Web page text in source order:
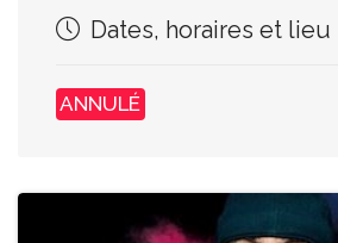
Dates, horaires et lieu
ANNULÉ